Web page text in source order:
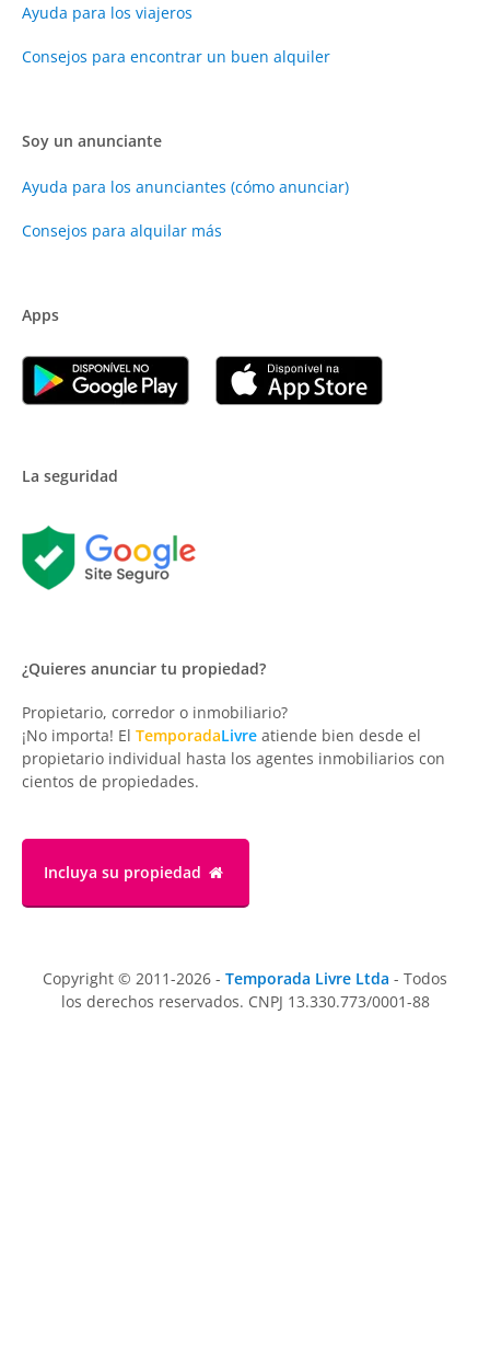
Ayuda para los viajeros
Consejos para encontrar un buen alquiler
Soy un anunciante
Ayuda para los anunciantes (cómo anunciar)
Consejos para alquilar más
Apps
La seguridad
¿Quieres anunciar tu propiedad?
Propietario, corredor o inmobiliario?
¡No importa! El TemporadaLivre atiende bien desde el
propietario individual hasta los agentes inmobiliarios con
cientos de propiedades.
Incluya su propiedad
Copyright © 2011-2026 - Temporada Livre Ltda - Todos
los derechos reservados. CNPJ 13.330.773/0001-88